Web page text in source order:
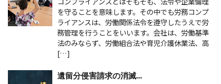
を守ることを意味します。その中でも労務コンプ
ライアンスは、労働関係法令を遵守したうえで労
務管理を行うことをいいます。会社は、労働基準
法のみならず、労働組合法や育児介護休業法、高
[…]
遺留分侵害請求の消滅...